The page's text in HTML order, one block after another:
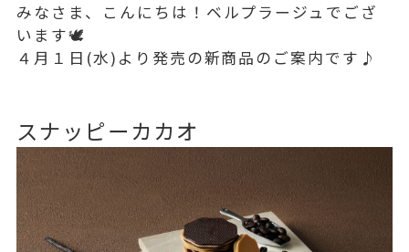
みなさま、こんにちは！ベルプラージュでござ
います🕊
４月１日(水)より発売の新商品のご案内です♪
スナッピーカカオ